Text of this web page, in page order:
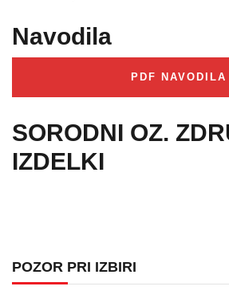
Navodila
PDF NAVODILA
SORODNI OZ.
IZDELKI
POZOR PRI IZBIRI